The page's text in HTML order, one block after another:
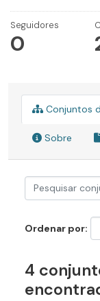
Seguidores
0
Conjuntos
Sobre
Ordenar por
4